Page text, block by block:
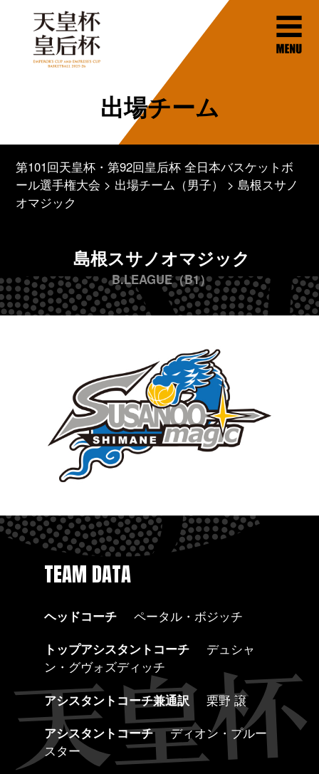
出場チーム
第101回天皇杯・第92回皇后杯 全日本バスケットボ
ール選手権大会
出場チーム（男子）
島根スサノ
オマジック
島根スサノオマジック
B.LEAGUE（B1）
TEAM DATA
ヘッドコーチ
ペータル・ボジッチ
トップアシスタントコーチ
デュシャ
ン・グヴォズディッチ
アシスタントコーチ兼通訳
栗野 譲
アシスタントコーチ
ディオン・プルー
スター